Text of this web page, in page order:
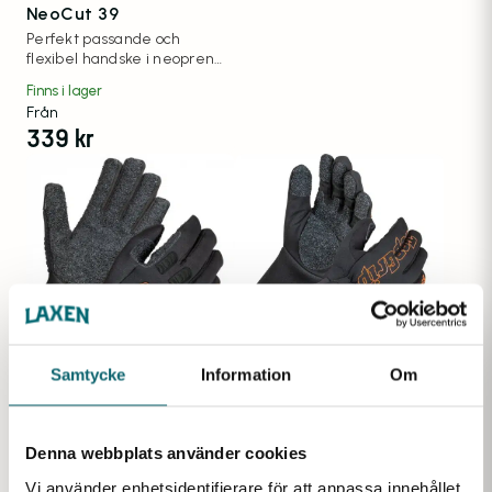
Samtycke Information Om
Denna webbplats använder cookies
Vi använder enhetsidentifierare för att anpassa innehållet
NeoCut 39
Perfekt passande och
flexibel handske i neopren
olika kemikalier.
Snittskyddsklassificering 3 /
D.
Finns i lager
Från
339 kr
Handske Jokasafe Top
Grip 5510
med supergrepp. För
Finns i lager
Handske JokaSafe
med supergrepp. För fiskare,
Finns i lager